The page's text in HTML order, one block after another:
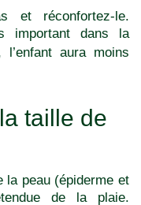
et réconfortez-le.
important dans la
l’enfant aura moins
taille de
la peau (épiderme et
de la plaie.